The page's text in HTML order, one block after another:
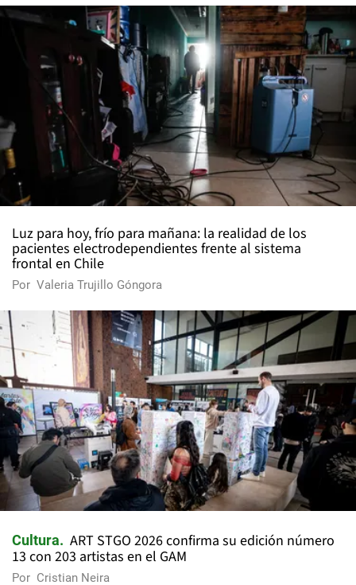
Luz para hoy, frío para mañana: la realidad de los
pacientes electrodependientes frente al sistema
frontal en Chile
Por Valeria Trujillo Góngora
Cultura
ART STGO 2026 confirma su edición número
13 con 203 artistas en el GAM
Por Cristian Neira